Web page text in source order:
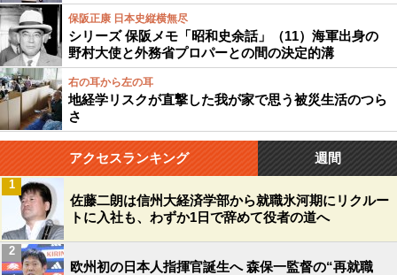
保阪正康 日本史縦横無尽
シリーズ 保阪メモ「昭和史余話」（11）海軍出身の
野村大使と外務省プロパーとの間の決定的溝
右の耳から左の耳
地経学リスクが直撃した我が家で思う被災生活のつら
さ
アクセスランキング 週間
佐藤二朗は信州大経済学部から就職氷河期にリクルー
トに入社も、わずか1日で辞めて役者の道へ
1
欧州初の日本人指揮官誕生へ 森保一監督の“再就職
2